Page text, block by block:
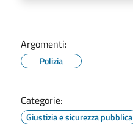
Argomenti:
Polizia
Categorie:
Giustizia e sicurezza pubblica